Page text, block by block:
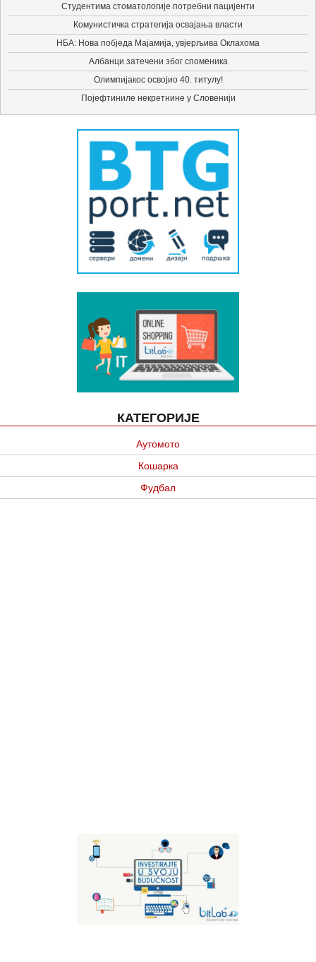
Студентима стоматологије потребни пацијенти
Комунистичка стратегија освајања власти
НБА: Нова побједа Мајамија, увјерљива Оклахома
Албанци затечени због споменика
Олимпијакос освојио 40. титулу!
Појефтиниле некретнине у Словенији
КАТЕГОРИЈЕ
Аутомото
Кошарка
Фудбал